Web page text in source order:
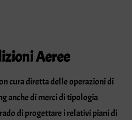
Aeree
cura diretta delle operazioni di
anche di merci di tipologia
di progettare i relativi piani di